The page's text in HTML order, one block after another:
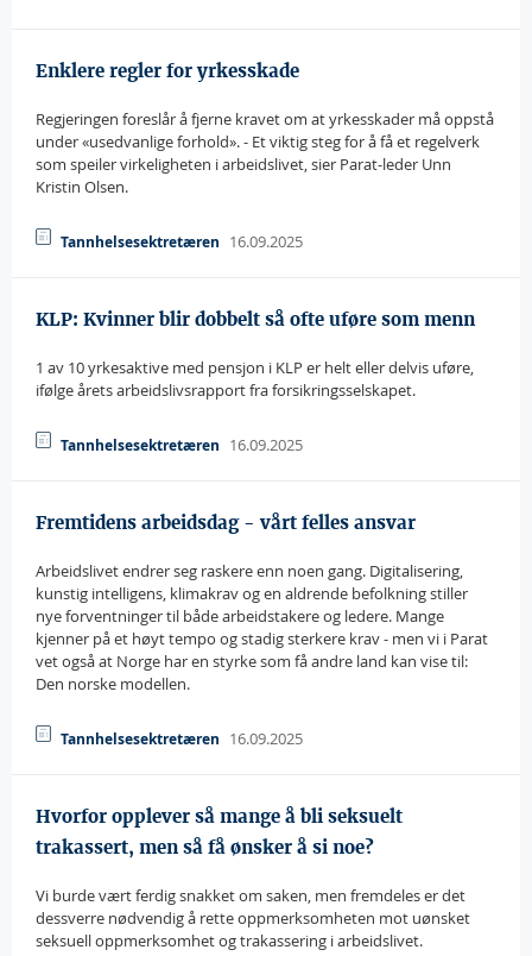
Enklere regler for yrkesskade
Regjeringen foreslår å fjerne kravet om at yrkesskader må oppstå
under «usedvanlige forhold». - Et viktig steg for å få et regelverk
som speiler virkeligheten i arbeidslivet, sier Parat-leder Unn
Kristin Olsen.
Tannhelsesektretæren 16.09.2025
KLP: Kvinner blir dobbelt så ofte uføre som menn
1 av 10 yrkesaktive med pensjon i KLP er helt eller delvis uføre,
ifølge årets arbeidslivsrapport fra forsikringsselskapet.
Tannhelsesektretæren 16.09.2025
Fremtidens arbeidsdag - vårt felles ansvar
Arbeidslivet endrer seg raskere enn noen gang. Digitalisering,
kunstig intelligens, klimakrav og en aldrende befolkning stiller
nye forventninger til både arbeidstakere og ledere. Mange
kjenner på et høyt tempo og stadig sterkere krav - men vi i Parat
vet også at Norge har en styrke som få andre land kan vise til:
Den norske modellen.
Tannhelsesektretæren 16.09.2025
Hvorfor opplever så mange å bli seksuelt
trakassert, men så få ønsker å si noe?
Vi burde vært ferdig snakket om saken, men fremdeles er det
dessverre nødvendig å rette oppmerksomheten mot uønsket
seksuell oppmerksomhet og trakassering i arbeidslivet.